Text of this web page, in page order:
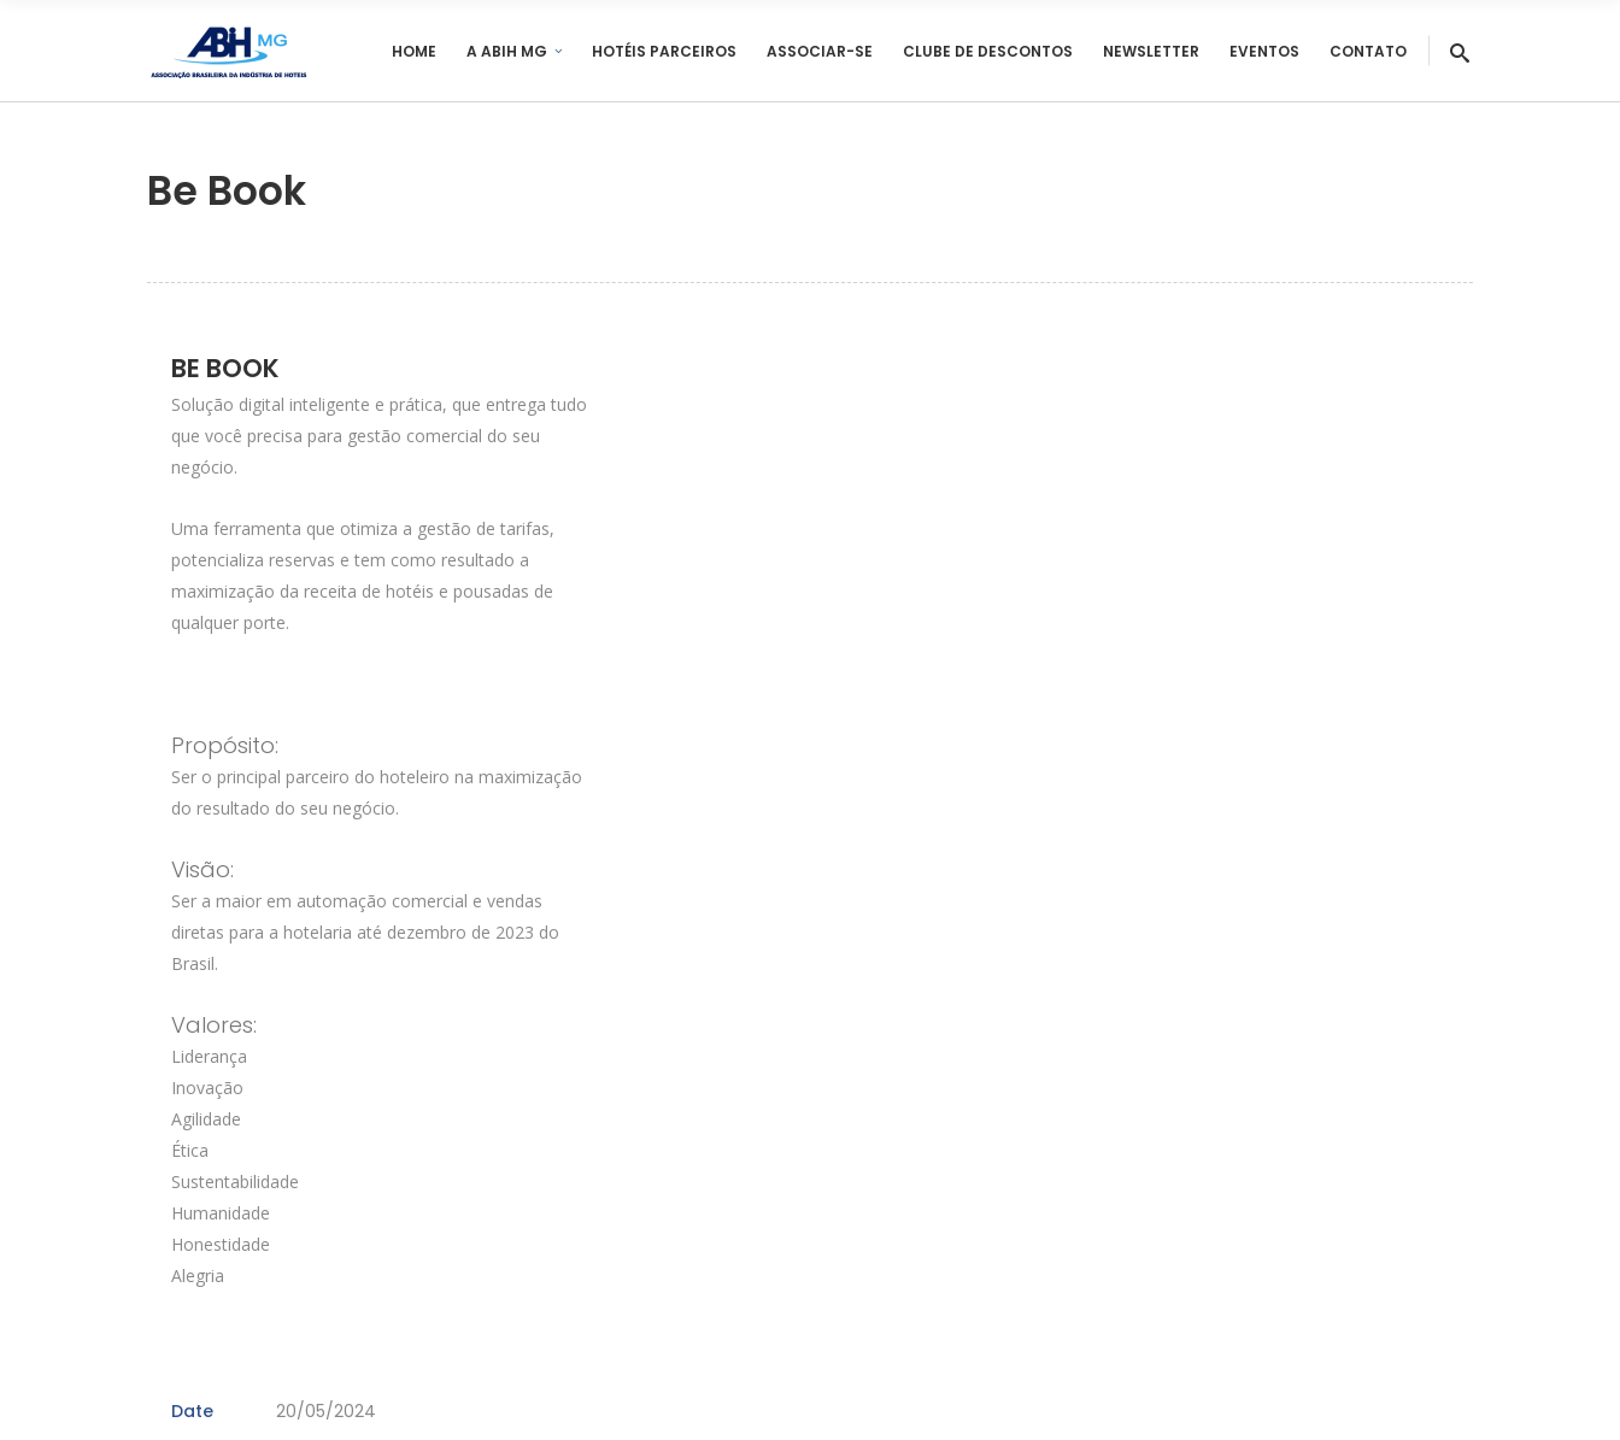
HOME A ABIH MG HOTÉIS PARCEIROS ASSOCIAR-SE CLUBE DE DESCONTOS NEWSLETTER EVENTOS CONTATO
Be Book
BE BOOK
Solução digital inteligente e prática, que entrega tudo
que você precisa para gestão comercial do seu
negócio.
Uma ferramenta que otimiza a gestão de tarifas,
potencializa reservas e tem como resultado a
maximização da receita de hotéis e pousadas de
qualquer porte.
Propósito:
Ser o principal parceiro do hoteleiro na maximização
do resultado do seu negócio.
Visão:
Ser a maior em automação comercial e vendas
diretas para a hotelaria até dezembro de 2023 do
Brasil.
Valores:
Liderança
Inovação
Agilidade
Ética
Sustentabilidade
Humanidade
Honestidade
Alegria
Date 20/05/2024